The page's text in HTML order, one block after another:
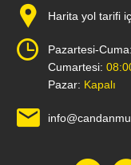
Harita yol tarifi
Pazartesi-Cuma:
Cumartesi:
Pazar: Kapalı